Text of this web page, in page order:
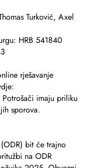
Turković, Axel
HRB 541840
rješavanje
Potrošači imaju priliku
sporova.
bit će trajno
na ODR